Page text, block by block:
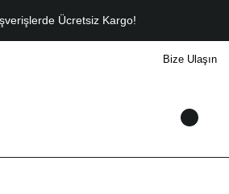
Ücretsiz Kargo!
Bize Ulaşın